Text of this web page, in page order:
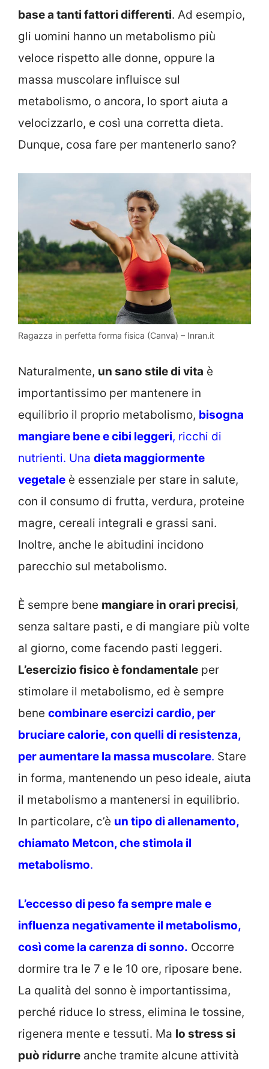
base a tanti fattori differenti. Ad esempio,
gli uomini hanno un metabolismo più
veloce rispetto alle donne, oppure la
massa muscolare influisce sul
metabolismo, o ancora, lo sport aiuta a
velocizzarlo, e così una corretta dieta.
Dunque, cosa fare per mantenerlo sano?
Ragazza in perfetta forma fisica (Canva) – Inran.it
Naturalmente, un sano stile di vita è
importantissimo per mantenere in
equilibrio il proprio metabolismo, bisogna
mangiare bene e cibi leggeri, ricchi di
nutrienti. Una dieta maggiormente
vegetale è essenziale per stare in salute,
con il consumo di frutta, verdura, proteine
magre, cereali integrali e grassi sani.
Inoltre, anche le abitudini incidono
parecchio sul metabolismo.
È sempre bene mangiare in orari precisi,
senza saltare pasti, e di mangiare più volte
al giorno, come facendo pasti leggeri.
L’esercizio fisico è fondamentale per
stimolare il metabolismo, ed è sempre
bene combinare esercizi cardio, per
bruciare calorie, con quelli di resistenza,
per aumentare la massa muscolare. Stare
in forma, mantenendo un peso ideale, aiuta
il metabolismo a mantenersi in equilibrio.
In particolare, c’è un tipo di allenamento,
chiamato Metcon, che stimola il
metabolismo.
L’eccesso di peso fa sempre male e
influenza negativamente il metabolismo,
così come la carenza di sonno. Occorre
dormire tra le 7 e le 10 ore, riposare bene.
La qualità del sonno è importantissima,
perché riduce lo stress, elimina le tossine,
rigenera mente e tessuti. Ma lo stress si
può ridurre anche tramite alcune attività